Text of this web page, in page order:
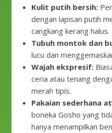
Kulit putih bersih:
dengan lapisan putih
cangkang kerang halus.
Tubuh montok dan
lucu dan
Wajah ekspresif:
ceria atau tenang
merah tipis.
Pakaian sederhana
boneka Gosho yang
hanya menampilkan